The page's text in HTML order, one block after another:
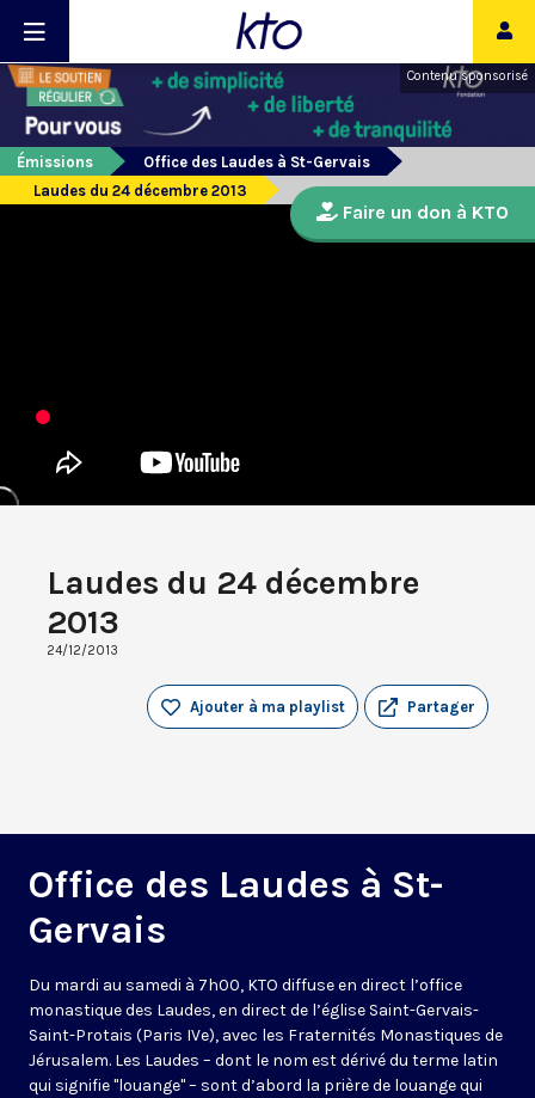
Contenu sponsorisé
Émissions
Office des Laudes à St-Gervais
Laudes du 24 décembre 2013
Laudes du 24 décembre
2013
24/12/2013
Partager
Ajouter à ma playlist
Office des Laudes à St-
Gervais
Du mardi au samedi à 7h00, KTO diffuse en direct l’office
monastique des Laudes, en direct de l’église Saint-Gervais-
Saint-Protais (Paris IVe), avec les Fraternités Monastiques de
Jérusalem. Les Laudes – dont le nom est dérivé du terme latin
qui signifie "louange" – sont d’abord la prière de louange qui
Faire un don à KTO